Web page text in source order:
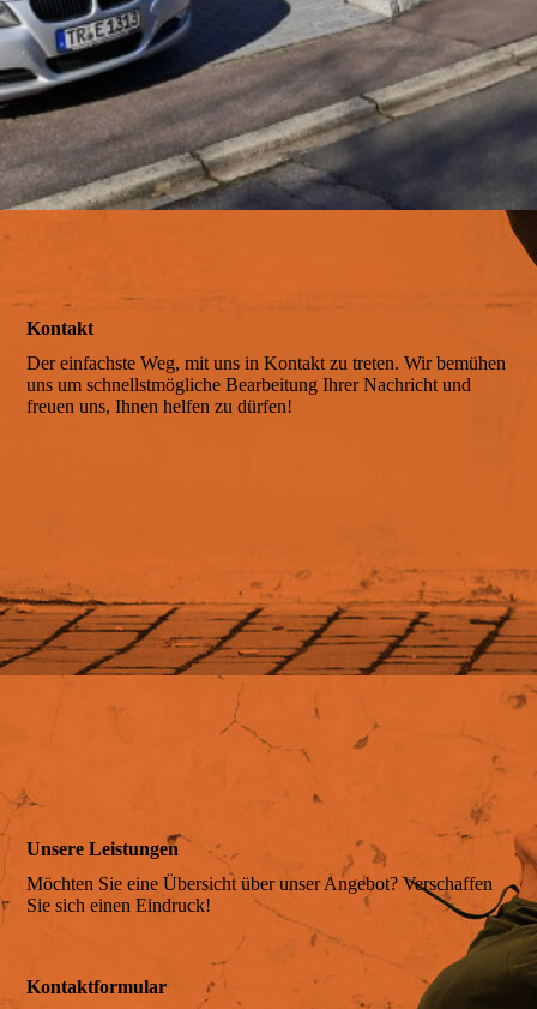
Kontakt
Der einfachste Weg, mit uns in Kontakt zu treten. Wir bemühen
uns um schnellstmögliche Bearbeitung Ihrer Nachricht und
freuen uns, Ihnen helfen zu dürfen!
Unsere Leistungen
Möchten Sie eine Übersicht über unser Angebot? Verschaffen
Sie sich einen Eindruck!
Kontaktformular
Der Garten
Ausstattung
Impressionen
Belegungsplan